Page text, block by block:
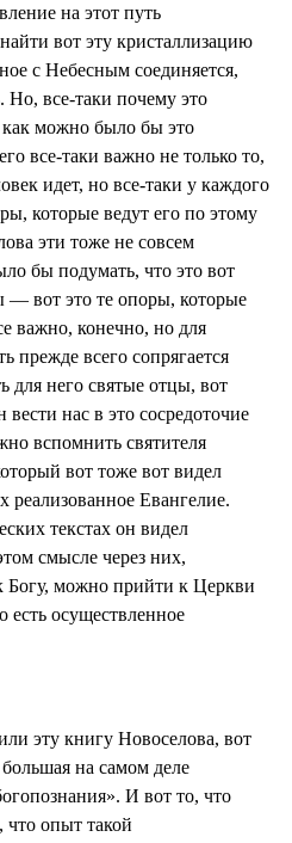
на этот путь
вот эту кристаллизацию
с Небесным соединяется,
Но, все-таки почему это
можно было бы это
все-таки важно не только то,
идет, но все-таки у каждого
которые ведут его по этому
эти тоже не совсем
бы подумать, что это вот
— вот это те опоры, которые
важно, конечно, но для
прежде всего сопрягается
для него святые отцы, вот
нас в это сосредоточие
вспомнить святителя
вот тоже вот видел
реализованное Евангелие.
текстах он видел
смысле через них,
Богу, можно прийти к Церкви
осуществленное
эту книгу Новоселова, вот
на самом деле
И вот то, что
что опыт такой